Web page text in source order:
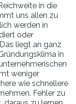
in die
uns allen zu
werden in
oder
liegt an ganz
in
weniger
wie schnellere
Fehler zu